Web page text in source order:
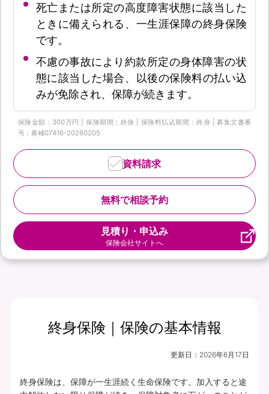
死亡または所定の高度障害状態に該当した
ときに備えられる、一生涯保障の終身保険
です。
不慮の事故により約款所定の身体障害の状
態に該当した場合、以後の保険料の払い込
みが免除され、保障が続きます。
保険金額：300万円 | 保険期間：終身 | 保険料払込期間：終身 | 募集文書番
号：募補07416-20260205
無料で相談予約
資料請求
見積り・申込み
保険会社サイトへ
終身保険｜保険の基本情報
更新日： 2026年6月17日
終身保険は、保障が一生涯続く生命保険です。加入すると途